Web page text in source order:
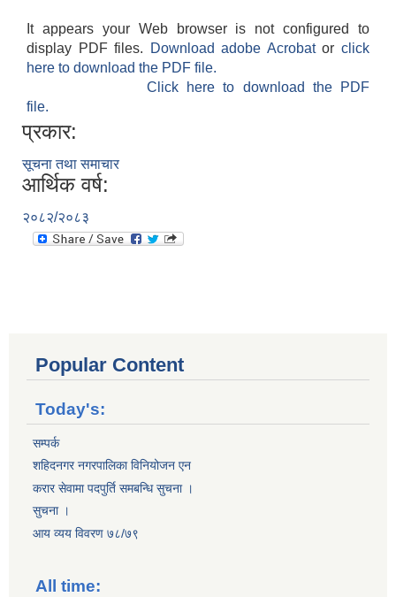
It appears your Web browser is not configured to
display PDF files.
Download adobe Acrobatorclick
here to download the PDF file.
Click here to download the PDF
file.
प्रकार:
सूचना तथा समाचार
आर्थिक वर्ष:
२०८२/२०८३
Popular Content
Today's:
सम्पर्क
शहिदनगर नगरपालिका विनियोजन एन
करार सेवामा पदपुर्ति समबन्धि सुचना ।
सुचना ।
आय व्यय विवरण ७८/७९
All time: